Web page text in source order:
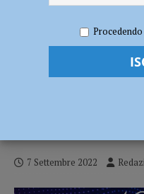
luoghi di lavoro controllati in
evasione da 430 mila euro
Novanta luoghi di
7 Settembre 2022